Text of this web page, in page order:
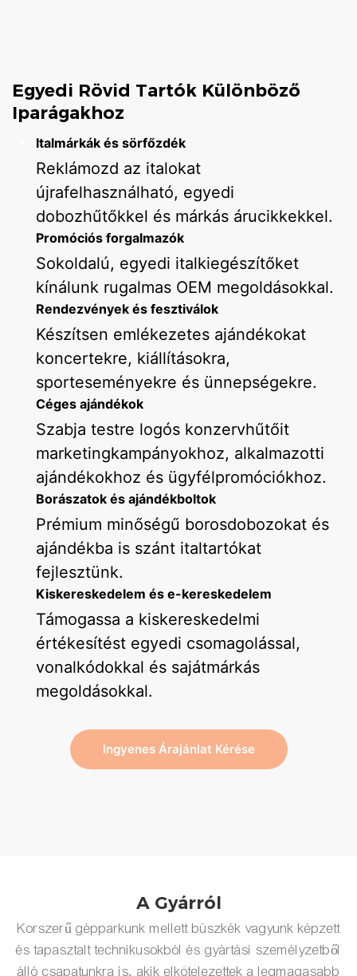
Egyedi Rövid Tartók Különböző
Iparágakhoz
Italmárkák és sörfőzdék
Reklámozd az italokat
újrafelhasználható, egyedi
dobozhűtőkkel és márkás árucikkekkel.
Promóciós forgalmazók
Sokoldalú, egyedi italkiegészítőket
kínálunk rugalmas OEM megoldásokkal.
Rendezvények és fesztiválok
Készítsen emlékezetes ajándékokat
koncertekre, kiállításokra,
sporteseményekre és ünnepségekre.
Céges ajándékok
Szabja testre logós konzervhűtőit
marketingkampányokhoz, alkalmazotti
ajándékokhoz és ügyfélpromóciókhoz.
Borászatok és ajándékboltok
Prémium minőségű borosdobozokat és
ajándékba is szánt italtartókat
fejlesztünk.
Kiskereskedelem és e-kereskedelem
Támogassa a kiskereskedelmi
értékesítést egyedi csomagolással,
vonalkódokkal és sajátmárkás
megoldásokkal.
Ingyenes Árajánlat Kérése
A Gyárról
Korszerű gépparkunk mellett büszkék vagyunk képzett
és tapasztalt technikusokból és gyártási személyzetből
álló csapatunkra is, akik elkötelezettek a legmagasabb